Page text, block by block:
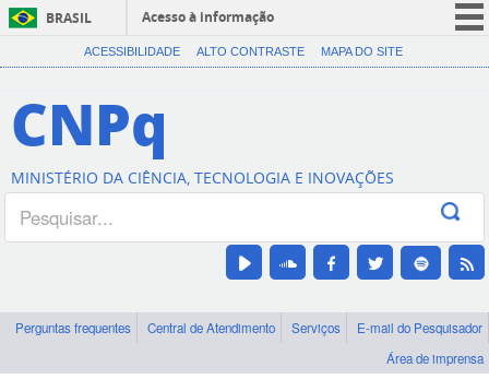
BRASIL
Acesso à informação
CORONAVÍRUS (COVID-19)
Canais
ACESSIBILIDADE ALTO CONTRASTE MAPA DO SITE
CNPq
MINISTÉRIO DA CIÊNCIA, TECNOLOGIA E INOVAÇÕES
Perguntas frequentes Central de Atendimento Serviços
E-mail do Pesquisador
Área de imprensa